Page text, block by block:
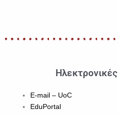
E-mail – UoC
EduPortal